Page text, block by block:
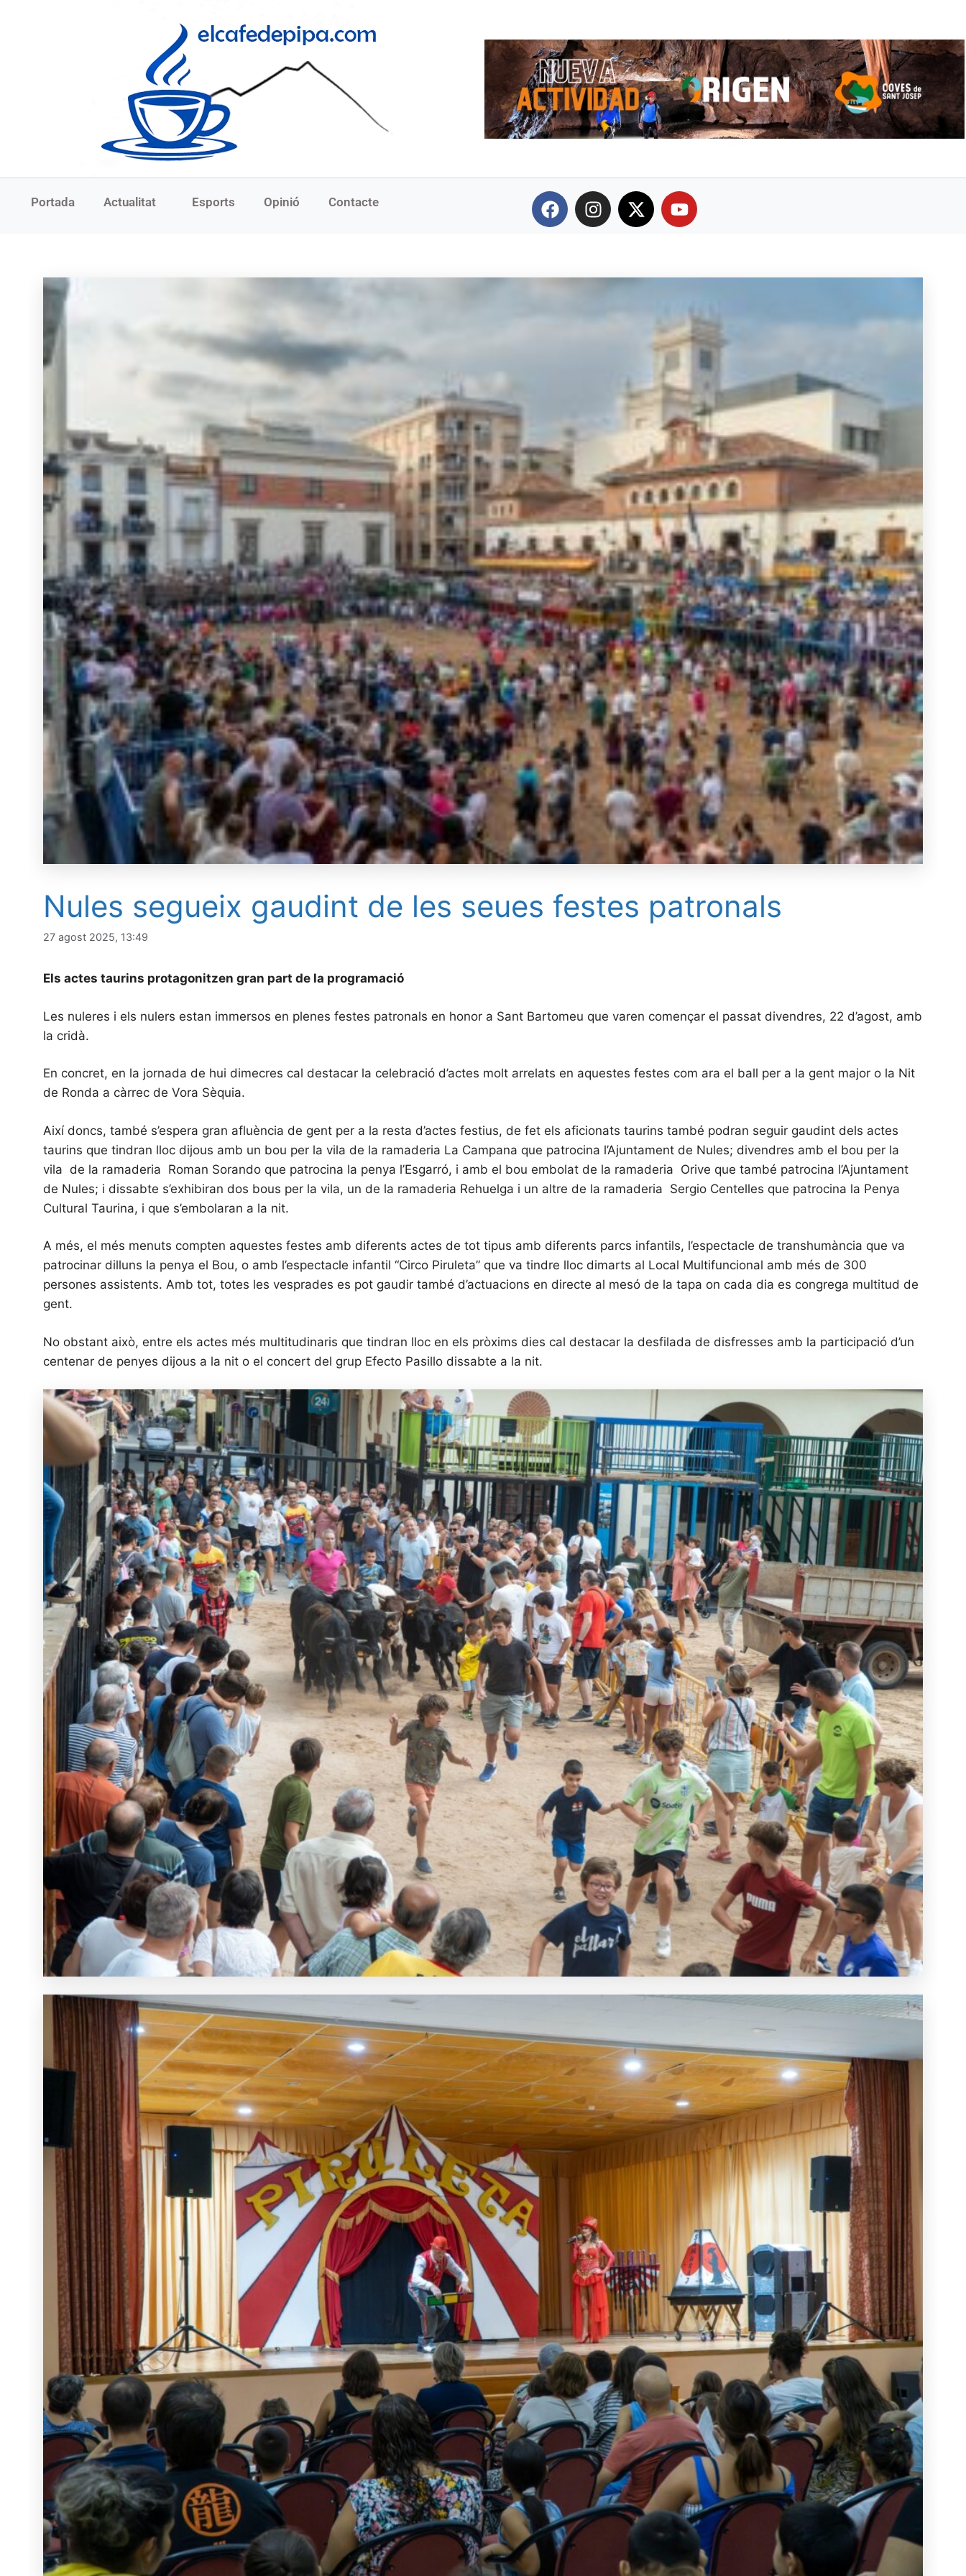
Portada Actualitat Esports Opinió Contacte
Nules segueix gaudint de les seues festes patronals
27 agost 2025, 13:49
Els actes taurins protagonitzen gran part de la programació
Les nuleres i els nulers estan immersos en plenes festes patronals en honor a Sant Bartomeu que varen començar el passat divendres, 22 d’agost, amb
la cridà.
En concret, en la jornada de hui dimecres cal destacar la celebració d’actes molt arrelats en aquestes festes com ara el ball per a la gent major o la Nit
de Ronda a càrrec de Vora Sèquia.
Així doncs, també s’espera gran afluència de gent per a la resta d’actes festius, de fet els aficionats taurins també podran seguir gaudint dels actes
taurins que tindran lloc dijous amb un bou per la vila de la ramaderia La Campana que patrocina l’Ajuntament de Nules; divendres amb el bou per la
vila de la ramaderia Roman Sorando que patrocina la penya l’Esgarró, i amb el bou embolat de la ramaderia Orive que també patrocina l’Ajuntament
de Nules; i dissabte s’exhibiran dos bous per la vila, un de la ramaderia Rehuelga i un altre de la ramaderia Sergio Centelles que patrocina la Penya
Cultural Taurina, i que s’embolaran a la nit.
A més, el més menuts compten aquestes festes amb diferents actes de tot tipus amb diferents parcs infantils, l’espectacle de transhumància que va
patrocinar dilluns la penya el Bou, o amb l’espectacle infantil “Circo Piruleta” que va tindre lloc dimarts al Local Multifuncional amb més de 300
persones assistents. Amb tot, totes les vesprades es pot gaudir també d’actuacions en directe al mesó de la tapa on cada dia es congrega multitud de
gent.
No obstant això, entre els actes més multitudinaris que tindran lloc en els pròxims dies cal destacar la desfilada de disfresses amb la participació d’un
centenar de penyes dijous a la nit o el concert del grup Efecto Pasillo dissabte a la nit.